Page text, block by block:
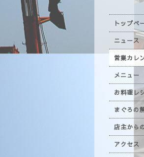
トップペ
ニュース
営業カレ
メニュー
お料理レ
まぐろの
店主から
アクセス